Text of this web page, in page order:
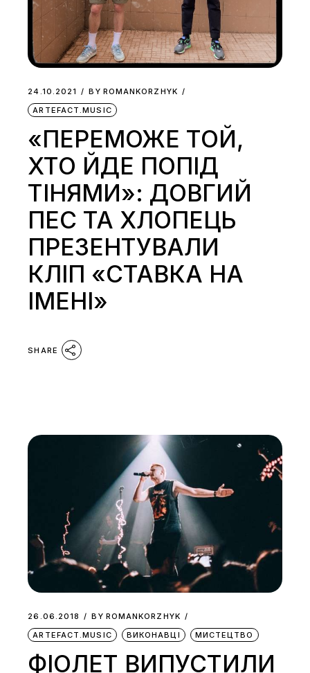
24.10.2021 BY ROMANKORZHYK
ARTEFACT.MUSIC
«ПЕРЕМОЖЕ ТОЙ,
ХТО ЙДЕ ПОПІД
ТІНЯМИ»: ДОВГИЙ
ПЕС ТА ХЛОПЕЦЬ
ПРЕЗЕНТУВАЛИ
КЛІП «СТАВКА НА
ІМЕНІ»
SHARE
26.06.2018 BY ROMANKORZHYK
ARTEFACT.MUSIC
ВИКОНАВЦІ МИСТЕЦТВО
ФІОЛЕТ ВИПУСТИЛИ